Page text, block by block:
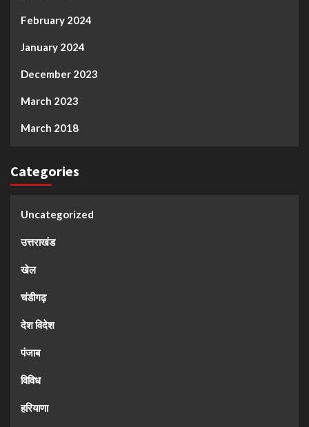
February 2024
January 2024
December 2023
March 2023
March 2018
Categories
Uncategorized
उत्तराखंड
खेल
चंडीगढ़
देश विदेश
पंजाब
विविध
हरियाणा